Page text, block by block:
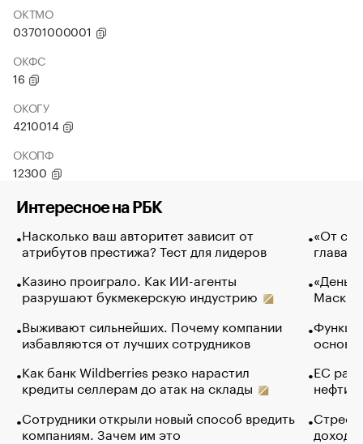
ОКТМО
03701000001
ОКФС
16
ОКОГУ
4210014
ОКОПФ
12300
Интересное на РБК
Насколько ваш авторитет зависит от
атрибутов престижа? Тест для лидеров
Казино проиграло. Как ИИ-агенты
разрушают букмекерскую индустрию
Выживают сильнейших. Почему компании
избавляются от лучших сотрудников
Как банк Wildberries резко нарастил
кредиты селлерам до атак на склады
Сотрудники открыли новый способ вредить
компаниям. Зачем им это
«От
глава
Маск в
основ
ЕС
нефти